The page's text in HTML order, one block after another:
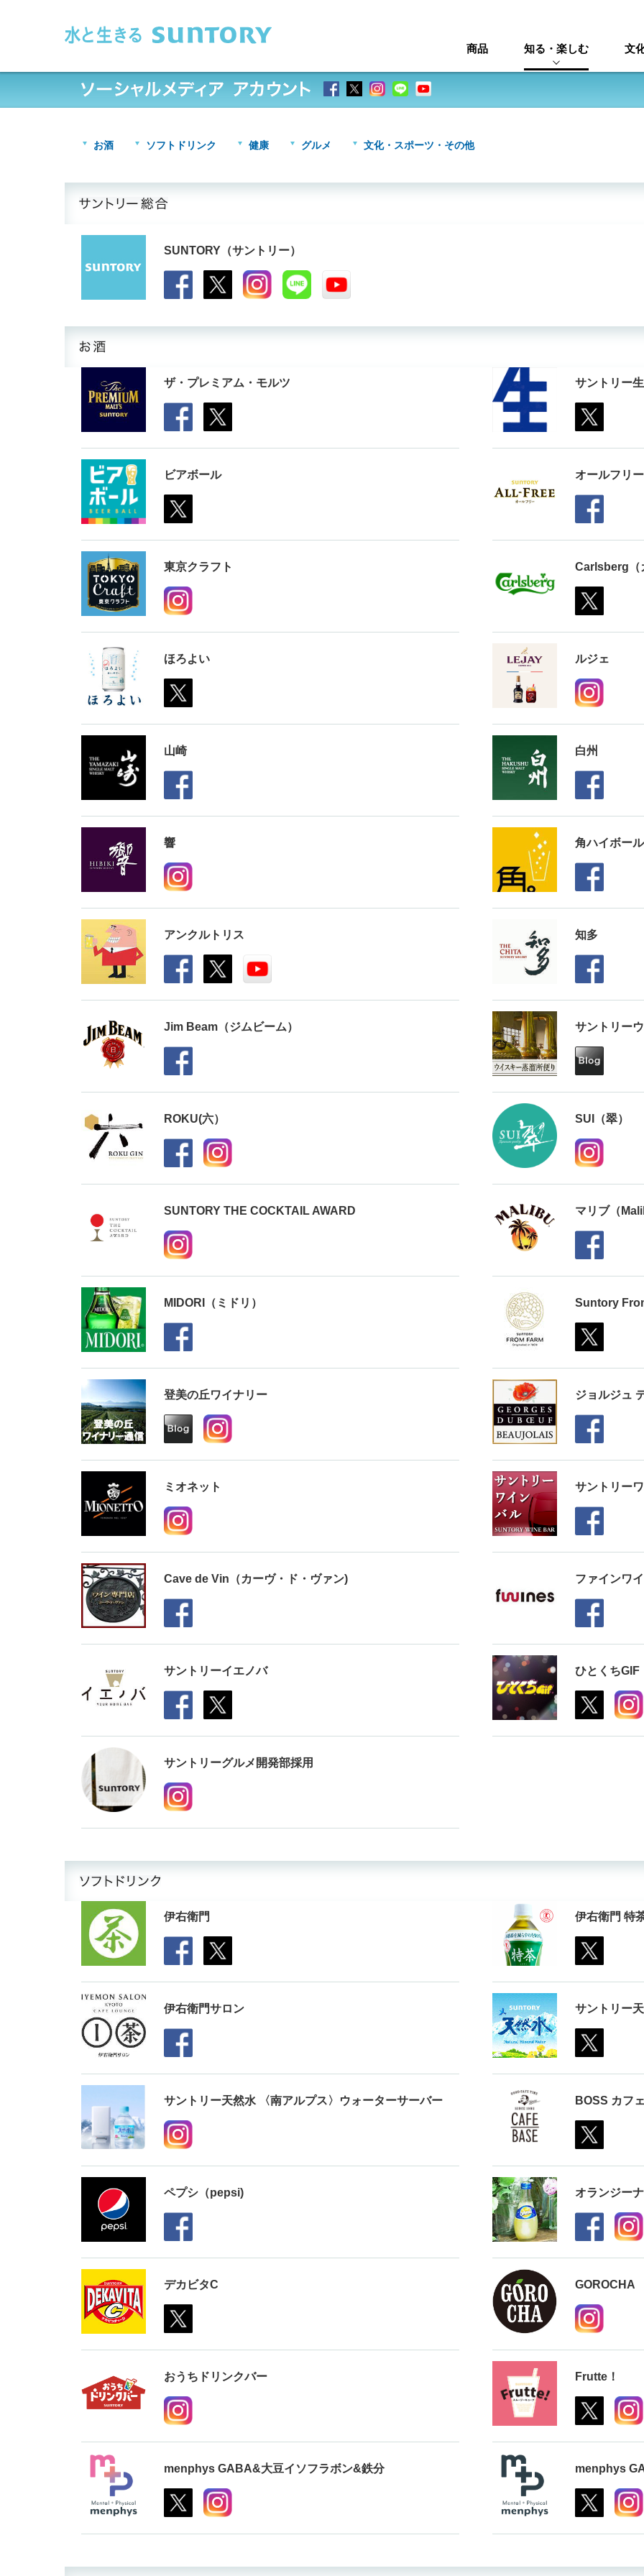
商品 知る・楽しむ 文
お酒 ソフトドリンク 健康 グルメ 文化・スポーツ・その他
SUNTORY（サントリー）
ザ・プレミアム・モルツ サントリー
ビアボール オールフリー
東京クラフト Carlsberg（
ほろよい ルジェ
山崎 白州
響 角ハイボール
アンクルトリス 知多
Jim Beam（ジムビーム） サントリー
ROKU(六） SUI（翠）
SUNTORY THE COCKTAIL AWARD マリブ（
MIDORI（ミドリ） Suntory
登美の丘ワイナリー ジョルジュ
ミオネット サントリー
Cave de Vin（カーヴ・ド・ヴァン) ファインワ
サントリーイエノバ ひとくちGIF
サントリーグルメ開発部採用
伊右衛門 伊右衛門 特
伊右衛門サロン サントリー
サントリー天然水 〈南アルプス〉ウォーターサーバー BOSS カフ
ペプシ（pepsi) オランジーナ
デカビタC GOROCHA
おうちドリンクバー Frutte！
menphys GABA&大豆イソフラボン&鉄分 menphys